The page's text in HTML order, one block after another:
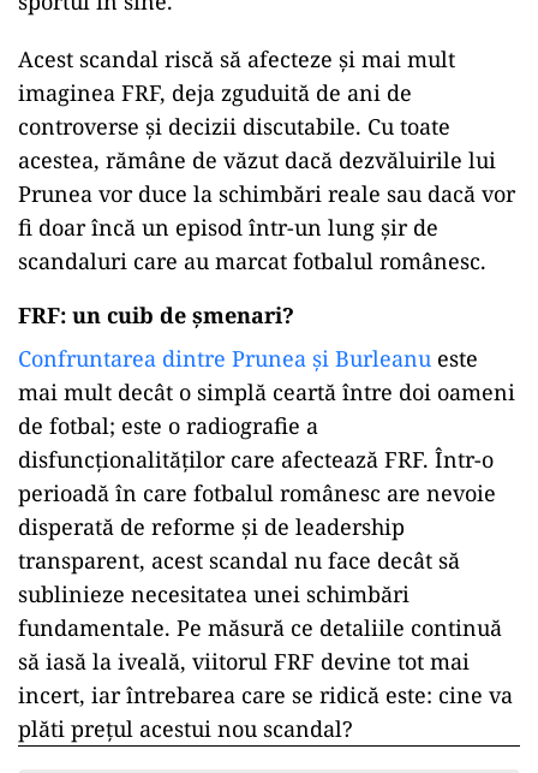
Acest scandal riscă să afecteze și mai mult
imaginea FRF, deja zguduită de ani de
controverse și decizii discutabile. Cu toate
acestea, rămâne de văzut dacă dezvăluirile lui
Prunea vor duce la schimbări reale sau dacă vor
fi doar încă un episod într-un lung șir de
scandaluri care au marcat fotbalul românesc.
FRF: un cuib de șmenari?
Confruntarea dintre Prunea și Burleanu este
mai mult decât o simplă ceartă între doi oameni
de fotbal; este o radiografie a
disfuncționalităților care afectează FRF. Într-o
perioadă în care fotbalul românesc are nevoie
disperată de reforme și de leadership
transparent, acest scandal nu face decât să
sublinieze necesitatea unei schimbări
fundamentale. Pe măsură ce detaliile continuă
să iasă la iveală, viitorul FRF devine tot mai
incert, iar întrebarea care se ridică este: cine va
plăti prețul acestui nou scandal?